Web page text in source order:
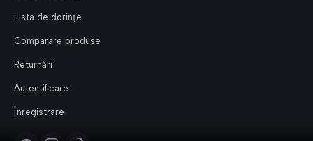
Lista de dorințe
Comparare produse
Returnări
Autentificare
Înregistrare